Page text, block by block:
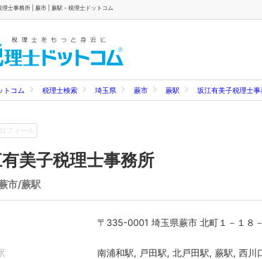
理士事務所 | 蕨市 | 蕨駅 - 税理士ドットコム
トコム 税理士検索 埼玉県 蕨市 蕨駅 坂江有美子税理士事
フィール
美子税理士事務所
市/蕨駅
〒335-0001 埼玉県蕨市 北町１－１８
南浦和駅, 戸田駅, 北戸田駅, 蕨駅, 西川